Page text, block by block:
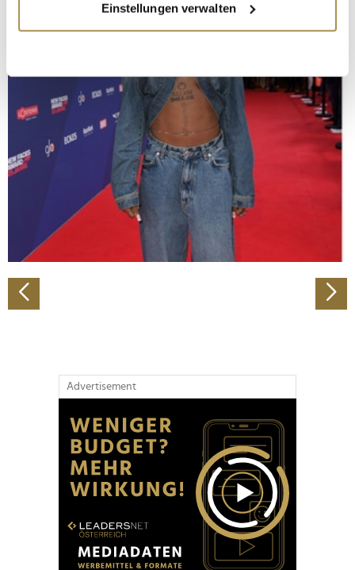
Informationen über Ihre geografische Lage
erfassen, welche bis auf einige Meter genau sein
bestimmten Merkmalen (Fingerprinting) identifizieren
Erfahren Sie mehr darüber, wie Ihre persönlichen Daten
verarbeitet werden, und legen Sie Ihre Präferenzen im
Abschnitt Einzelheitenfest.
Wir verwenden Cookies, um Inhalte und Anzeigen zu
personalisieren, Funktionen für soziale Medien anbieten
zu können und die Zugriffe auf unsere Website zu
analysieren. Außerdem geben wir Informationen zu Ihrer
Verwendung unserer Website an unsere Partner für
soziale Medien, Werbung und Analysen weiter. Unsere
Partner führen diese Informationen möglicherweise mit
Einstellungen verwalten
Advertisement